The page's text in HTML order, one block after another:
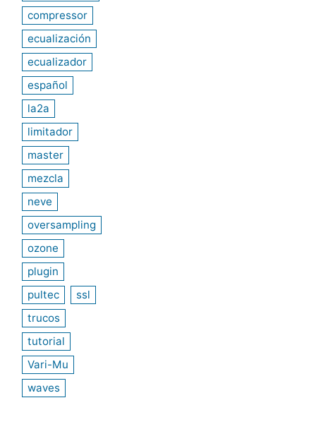
compressor
ecualización
ecualizador
español
la2a
limitador
master
mezcla
neve
oversampling
ozone
plugin
pultec
ssl
trucos
tutorial
Vari-Mu
waves